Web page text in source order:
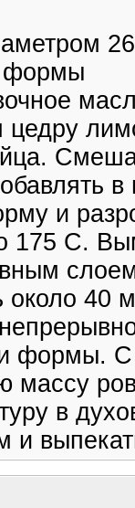
формы
цедру
и
175 С.
около 40
формы.
массу
в
и